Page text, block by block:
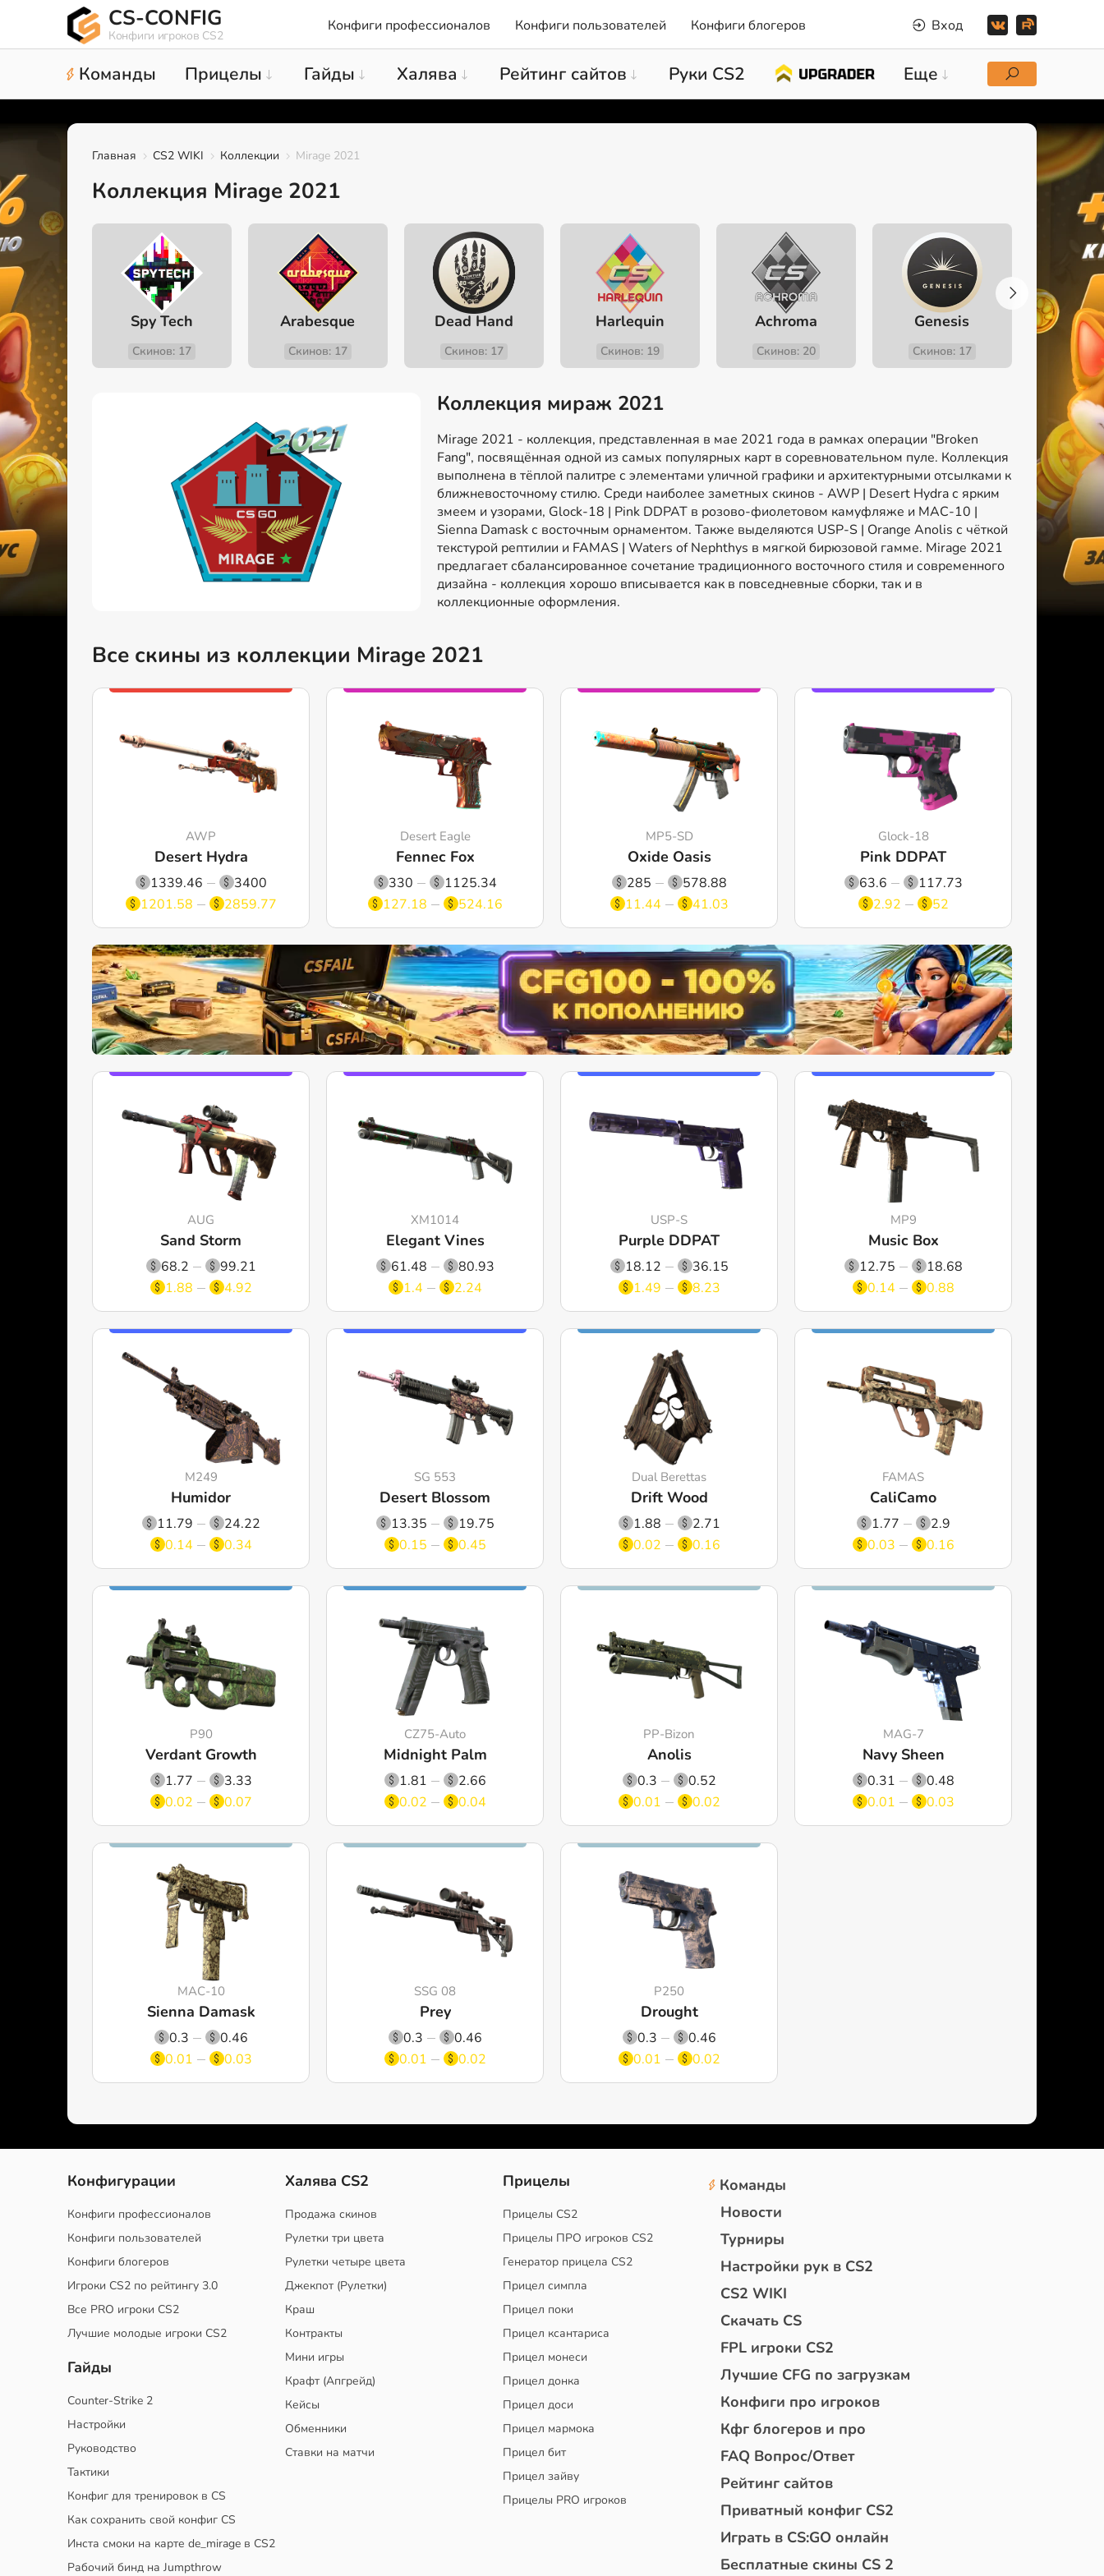
CS-CONFIG
Конфиги игроков CS2
Конфиги профессионалов Конфиги пользователей Конфиги блогеров Вход
Команды Прицелы Гайды Халява Рейтинг сайтов Руки CS2 Еще
Главная CS2 WIKI Коллекции Mirage 2021
Коллекция Mirage 2021
Spy Tech
Скинов: 17
Arabesque
Скинов: 17
Dead Hand
Скинов: 17
Harlequin
Скинов: 19
Achroma
Скинов: 20
Genesis
Скинов: 17
Коллекция мираж 2021
Mirage 2021 - коллекция, представленная в мае 2021 года в рамках операции "Broken
Fang", посвящённая одной из самых популярных карт в соревновательном пуле. Коллекция
выполнена в тёплой палитре с элементами уличной графики и архитектурными отсылками к
ближневосточному стилю. Среди наиболее заметных скинов - AWP | Desert Hydra с ярким
змеем и узорами, Glock-18 | Pink DDPAT в розово-фиолетовом камуфляже и MAC-10 |
Sienna Damask с восточным орнаментом. Также выделяются USP-S | Orange Anolis с чёткой
текстурой рептилии и FAMAS | Waters of Nephthys в мягкой бирюзовой гамме. Mirage 2021
предлагает сбалансированное сочетание традиционного восточного стиля и современного
дизайна - коллекция хорошо вписывается как в повседневные сборки, так и в
коллекционные оформления.
Все скины из коллекции Mirage 2021
AWP
Desert Hydra
1339.46
3400
1201.58
2859.77
Desert Eagle
Fennec Fox
330
1125.34
127.18
524.16
MP5-SD
Oxide Oasis
285
578.88
11.44
41.03
Glock-18
Pink DDPAT
63.6
117.73
2.92
52
AUG
Sand Storm
68.2
99.21
1.88
4.92
XM1014
Elegant Vines
61.48
80.93
1.4
2.24
USP-S
Purple DDPAT
18.12
36.15
1.49
8.23
MP9
Music Box
12.75
18.68
0.14
0.88
M249
Humidor
11.79
24.22
0.14
0.34
SG 553
Desert Blossom
13.35
19.75
0.15
0.45
Dual Berettas
Drift Wood
1.88
2.71
0.02
0.16
FAMAS
CaliCamo
1.77
2.9
0.03
0.16
P90
Verdant Growth
1.77
3.33
0.02
0.07
CZ75-Auto
Midnight Palm
1.81
2.66
0.02
0.04
PP-Bizon
Anolis
0.3
0.52
0.01
0.02
MAG-7
Navy Sheen
0.31
0.48
0.01
0.03
MAC-10
Sienna Damask
0.3
0.46
0.01
0.03
SSG 08
Prey
0.3
0.46
0.01
0.02
P250
Drought
0.3
0.46
0.01
0.02
Конфигурации
Конфиги профессионалов
Конфиги пользователей
Конфиги блогеров
Игроки CS2 по рейтингу 3.0
Все PRO игроки CS2
Лучшие молодые игроки CS2
Гайды
Counter-Strike 2
Настройки
Руководство
Тактики
Конфиг для тренировок в CS
Как сохранить свой конфиг CS
Инста смоки на карте de_mirage в CS2
Рабочий бинд на Jumpthrow
Халява CS2
Продажа скинов
Рулетки три цвета
Рулетки четыре цвета
Джекпот (Рулетки)
Краш
Контракты
Мини игры
Крафт (Апгрейд)
Кейсы
Обменники
Ставки на матчи
Прицелы
Прицелы CS2
Прицелы ПРО игроков CS2
Генератор прицела CS2
Прицел симпла
Прицел поки
Прицел ксантариса
Прицел монеси
Прицел донка
Прицел доси
Прицел мармока
Прицел бит
Прицел зайву
Прицелы PRO игроков
Команды
Новости
Турниры
Настройки рук в CS2
CS2 WIKI
Скачать CS
FPL игроки CS2
Лучшие CFG по загрузкам
Конфиги про игроков
Кфг блогеров и про
FAQ Вопрос/Ответ
Рейтинг сайтов
Приватный конфиг CS2
Играть в CS:GO онлайн
Бесплатные скины CS 2